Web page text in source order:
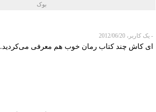
بوک
- یک کاربر، 2012/06/20
ای کاش چند کتاب رمان خوب هم معرفی می‌کردید.